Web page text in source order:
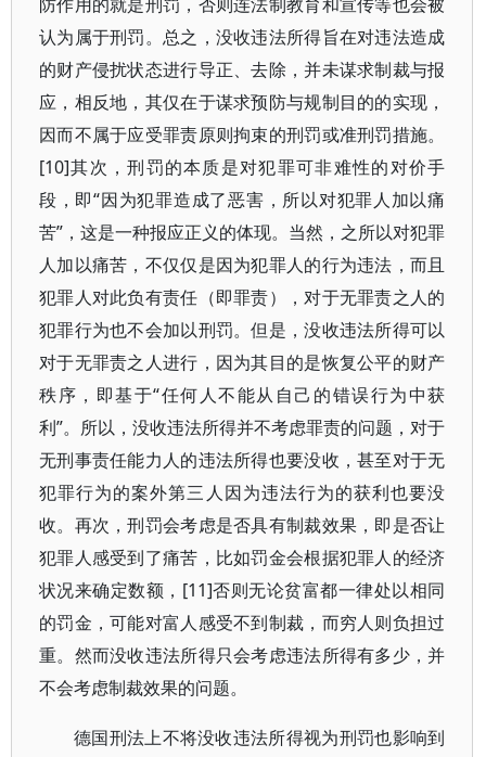
认为属于刑罚。总之，没收违法所得旨在对违法造成
的财产侵扰状态进行导正、去除，并未谋求制裁与报
应，相反地，其仅在于谋求预防与规制目的的实现，
因而不属于应受罪责原则拘束的刑罚或准刑罚措施。
[10]其次，刑罚的本质是对犯罪可非难性的对价手
段，即“因为犯罪造成了恶害，所以对犯罪人加以痛
苦”，这是一种报应正义的体现。当然，之所以对犯罪
人加以痛苦，不仅仅是因为犯罪人的行为违法，而且
犯罪人对此负有责任（即罪责），对于无罪责之人的
犯罪行为也不会加以刑罚。但是，没收违法所得可以
对于无罪责之人进行，因为其目的是恢复公平的财产
秩序，即基于“任何人不能从自己的错误行为中获
利”。所以，没收违法所得并不考虑罪责的问题，对于
无刑事责任能力人的违法所得也要没收，甚至对于无
犯罪行为的案外第三人因为违法行为的获利也要没
收。再次，刑罚会考虑是否具有制裁效果，即是否让
犯罪人感受到了痛苦，比如罚金会根据犯罪人的经济
状况来确定数额，[11]否则无论贫富都一律处以相同
的罚金，可能对富人感受不到制裁，而穷人则负担过
重。然而没收违法所得只会考虑违法所得有多少，并
不会考虑制裁效果的问题。
德国刑法上不将没收违法所得视为刑罚也影响到